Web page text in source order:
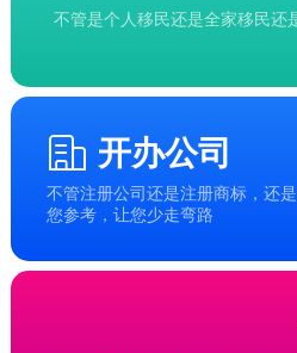
不管是个人移民还是全家移民还
开办公司
不管注册公司还是注册商标，还
您参考，让您少走弯路